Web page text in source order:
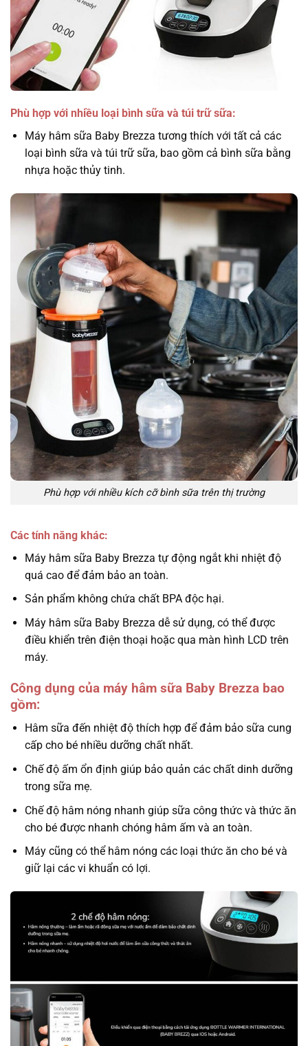
Phù hợp với nhiều loại bình sữa và túi trữ sữa:
Máy hâm sữa Baby Brezza tương thích với tất cả các
loại bình sữa và túi trữ sữa, bao gồm cả bình sữa bằng
nhựa hoặc thủy tinh.
Phù hợp với nhiều kích cỡ bình sữa trên thị trường
Các tính năng khác:
Máy hâm sữa Baby Brezza tự động ngắt khi nhiệt độ
quá cao để đảm bảo an toàn.
Sản phẩm không chứa chất BPA độc hại.
Máy hâm sữa Baby Brezza dễ sử dụng, có thể được
điều khiển trên điện thoại hoặc qua màn hình LCD trên
máy.
Công dụng của máy hâm sữa Baby Brezza bao
gồm:
Hâm sữa đến nhiệt độ thích hợp để đảm bảo sữa cung
cấp cho bé nhiều dưỡng chất nhất.
Chế độ ấm ổn định giúp bảo quản các chất dinh dưỡng
trong sữa mẹ.
Chế độ hâm nóng nhanh giúp sữa công thức và thức ăn
cho bé được nhanh chóng hâm ấm và an toàn.
Máy cũng có thể hâm nóng các loại thức ăn cho bé và
giữ lại các vi khuẩn có lợi.